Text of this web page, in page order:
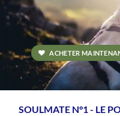
ACHETER
SOULMATE N°1 - LE